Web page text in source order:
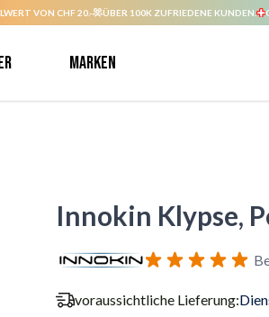
VON CHF 20.- ÜBER 100K ZUFRIEDENE KUNDEN.
Marken
Innokin Klypse,
voraussichtliche Lieferung: